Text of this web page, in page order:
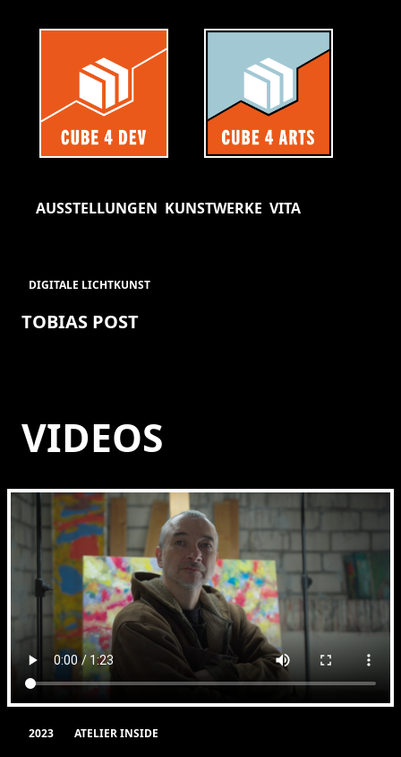
AUSSTELLUNGEN KUNSTWERKE VITA
DIGITALE LICHTKUNST
TOBIAS POST
VIDEOS
2023 ATELIER INSIDE